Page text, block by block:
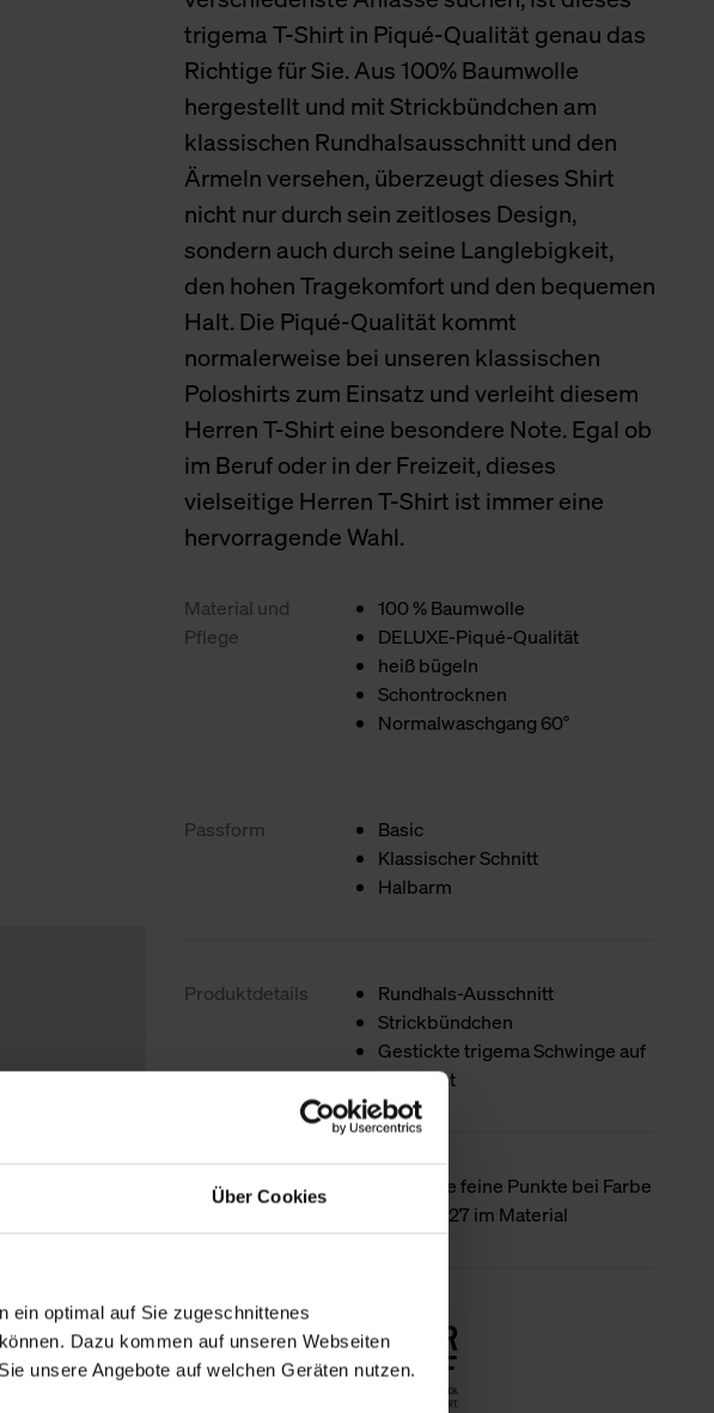
Über Cookies
ein optimal auf Sie zugeschnittenes
Dazu kommen auf unseren Webseiten
unsere Angebote auf welchen Geräten nutzen.
trigema T-Shirt in Piqué-Qualität genau das
Richtige für Sie. Aus 100% Baumwolle
hergestellt und mit Strickbündchen am
klassischen Rundhalsausschnitt und den
Ärmeln versehen, überzeugt dieses Shirt
nicht nur durch sein zeitloses Design,
sondern auch durch seine Langlebigkeit,
den hohen Tragekomfort und den bequemen
Halt. Die Piqué-Qualität kommt
normalerweise bei unseren klassischen
Poloshirts zum Einsatz und verleiht diesem
Herren T-Shirt eine besondere Note. Egal ob
im Beruf oder in der Freizeit, dieses
vielseitige Herren T-Shirt ist immer eine
hervorragende Wahl.
Material und
Pflege
100 % Baumwolle
DELUXE-Piqué-Qualität
heiß bügeln
Schontrocknen
Normalwaschgang 60°
Passform
Basic
Klassischer Schnitt
Halbarm
Produktdetails
Rundhals-Ausschnitt
Strickbündchen
Gestickte trigema Schwinge auf
der Brust
Besondere
Mögliche feine Punkte bei Farbe
natur - 027 im Material
Nachhaltigkeit